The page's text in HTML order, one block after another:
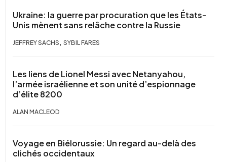
Ukraine: la guerre par procuration que les États-
Unis mènent sans relâche contre la Russie
JEFFREY SACHS , SYBIL FARES
Les liens de Lionel Messi avec Netanyahou,
l’armée israélienne et son unité d’espionnage
d’élite 8200
ALAN MACLEOD
Voyage en Biélorussie: Un regard au-delà des
clichés occidentaux